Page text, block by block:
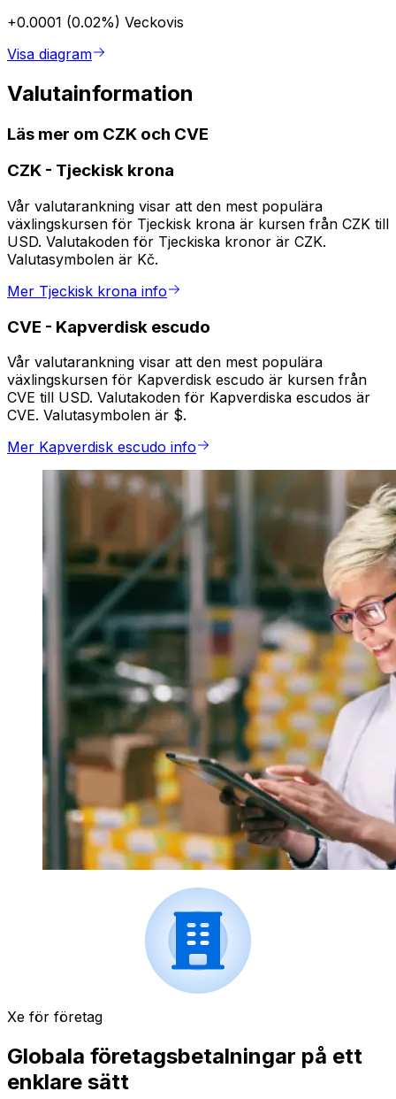
+0.0001 (0.02%) Veckovis
Visa diagram
Valutainformation
Läs mer om CZK och CVE
CZK - Tjeckisk krona
Vår valutarankning visar att den mest populära
växlingskursen för Tjeckisk krona är kursen från CZK till
USD. Valutakoden för Tjeckiska kronor är CZK.
Valutasymbolen är Kč.
Mer Tjeckisk krona info
CVE - Kapverdisk escudo
Vår valutarankning visar att den mest populära
växlingskursen för Kapverdisk escudo är kursen från
CVE till USD. Valutakoden för Kapverdiska escudos är
CVE. Valutasymbolen är $.
Mer Kapverdisk escudo info
Xe för företag
Globala företagsbetalningar på ett
enklare sätt